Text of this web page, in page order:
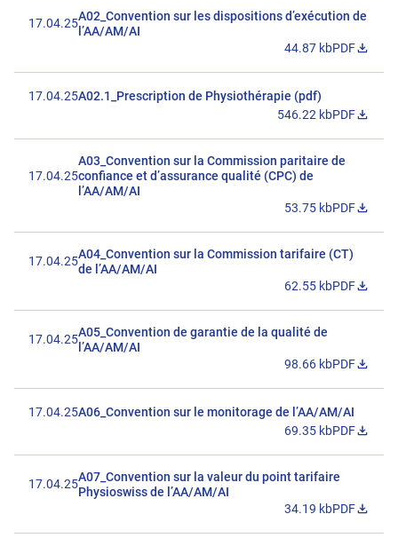
17.04.25A02_Convention sur les dispositions d’exécution de
l’AA/AM/AI
44.87 kbPDF
17.04.25A02.1_Prescription de Physiothérapie (pdf)
546.22 kbPDF
17.04.25
A03_Convention sur la Commission paritaire de
confiance et d’assurance qualité (CPC) de
l’AA/AM/AI
53.75 kbPDF
17.04.25A04_Convention sur la Commission tarifaire (CT)
de l’AA/AM/AI
62.55 kbPDF
17.04.25A05_Convention de garantie de la qualité de
l’AA/AM/AI
98.66 kbPDF
17.04.25A06_Convention sur le monitorage de l’AA/AM/AI
69.35 kbPDF
17.04.25A07_Convention sur la valeur du point tarifaire
Physioswiss de l’AA/AM/AI
34.19 kbPDF